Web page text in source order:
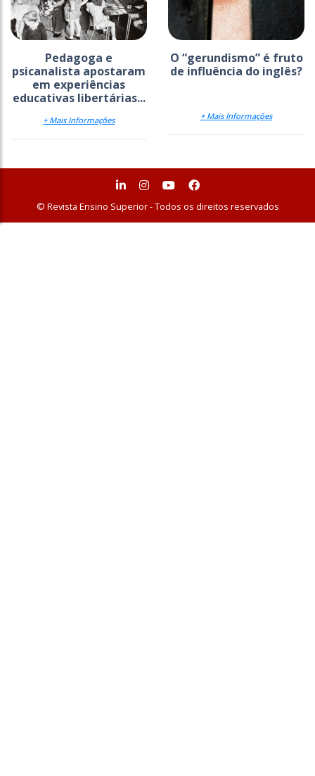
Pedagoga e
psicanalista apostaram
em experiências
educativas libertárias...
+ Mais Informações
O “gerundismo” é fruto
de influência do inglês?
+ Mais Informações
© Revista Ensino Superior - Todos os direitos reservados